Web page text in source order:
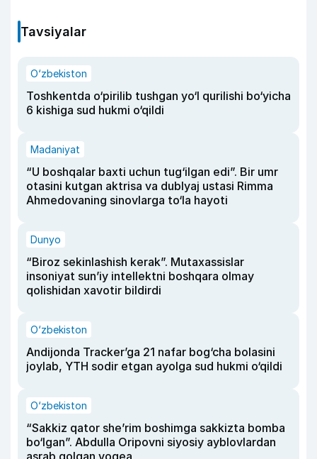
Tavsiyalar
O‘zbekiston
Toshkentda o‘pirilib tushgan yo‘l qurilishi bo‘yicha
6 kishiga sud hukmi o‘qildi
Madaniyat
“U boshqalar baxti uchun tug‘ilgan edi”. Bir umr
otasini kutgan aktrisa va dublyaj ustasi Rimma
Ahmedovaning sinovlarga to‘la hayoti
Dunyo
“Biroz sekinlashish kerak”. Mutaxassislar
insoniyat sun’iy intellektni boshqara olmay
qolishidan xavotir bildirdi
O‘zbekiston
Andijonda Tracker’ga 21 nafar bog‘cha bolasini
joylab, YTH sodir etgan ayolga sud hukmi o‘qildi
O‘zbekiston
“Sakkiz qator she’rim boshimga sakkizta bomba
bo‘lgan”. Abdulla Oripovni siyosiy ayblovlardan
asrab qolgan voqea